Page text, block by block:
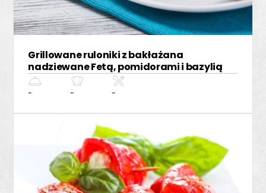
Grillowane ruloniki z bakłażana
nadziewane Fetą, pomidorami i bazylią
- - -